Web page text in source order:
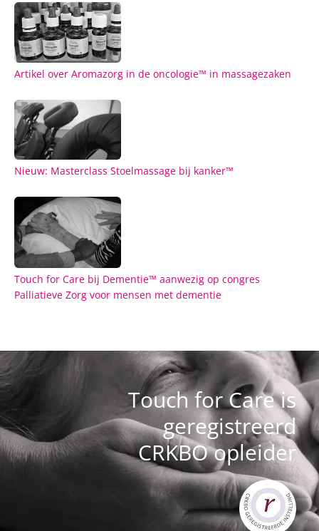
Artikel over Aromazorg in de oncologie™ in massagezaken
Nieuw: Masterclass Stoelmassage bij kanker™
Touch for Care bij Dementie™ aanwezig op congres
Palliatieve Zorg voor mensen met dementie
Touch for Care is
geregistreerd
CRKBO opleider